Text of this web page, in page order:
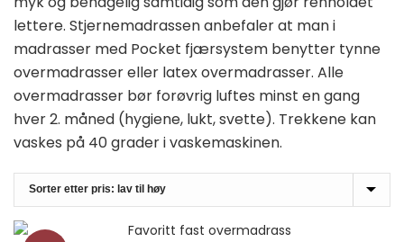
lettere. Stjernemadrassen anbefaler at man i
madrasser med Pocket fjærsystem benytter tynne
overmadrasser eller latex overmadrasser. Alle
overmadrasser bør forøvrig luftes minst en gang
hver 2. måned (hygiene, lukt, svette). Trekkene kan
vaskes på 40 grader i vaskemaskinen.